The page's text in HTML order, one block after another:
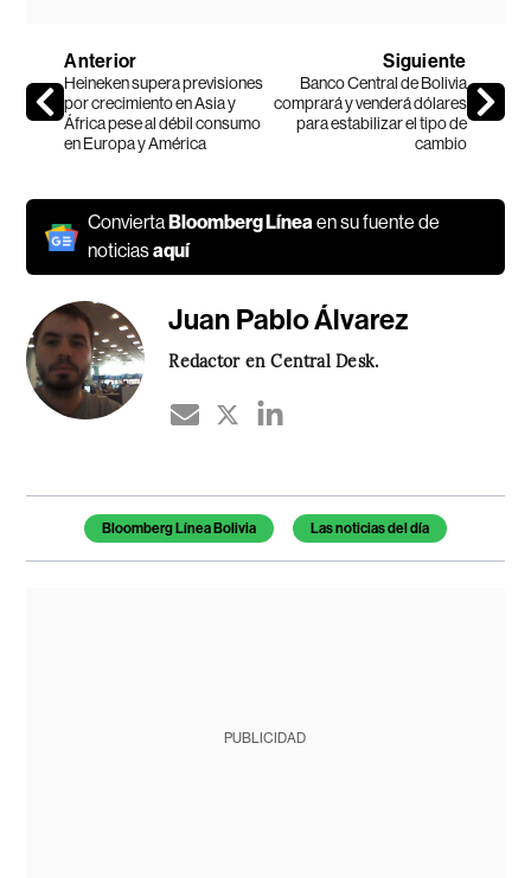
Anterior
Heineken supera previsiones
por crecimiento en Asia y
África pese al débil consumo
en Europa y América
Siguiente
Banco Central de Bolivia
comprará y venderá dólares
para estabilizar el tipo de
cambio
Convierta Bloomberg Líneaen su fuente de
noticiasaquí
Juan Pablo Álvarez
Redactor en Central Desk.
Temas de este artículo
Bloomberg Línea Bolivia Las noticias del día
PUBLICIDAD